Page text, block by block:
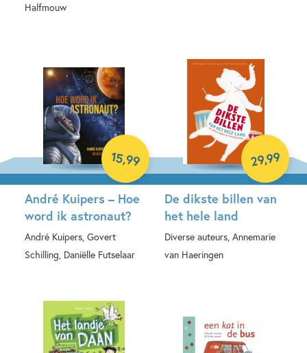
Halfmouw
André Kuipers – Hoe
word ik astronaut?
André Kuipers, Govert
Schilling, Daniëlle Futselaar
15,99
De dikste billen van
het hele land
Diverse auteurs, Annemarie
van Haeringen
29,99